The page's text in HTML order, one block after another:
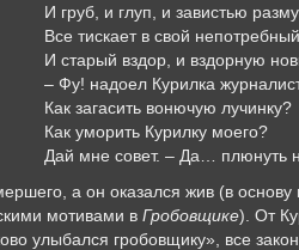
И груб, и глуп, и завистью
Все тискает в свой
И старый вздор, и вздорную
– Фу! надоел Курилка
Как загасить вонючую лучинку?
Как уморить Курилку моего?
Дай мне совет. – Да… плюнуть
а он оказался жив (в
мотивами в Гробовщике). От
улыбался гробовщику», все